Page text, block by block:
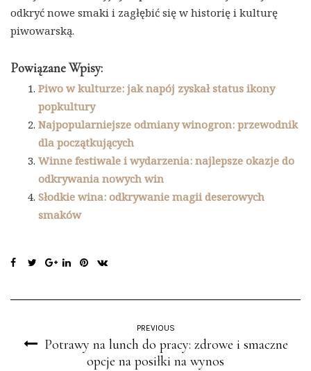
odkryć nowe smaki i zagłębić się w historię i kulturę
piwowarską.
Powiązane Wpisy:
Piwo w kulturze: jak napój zyskał status ikony
popkultury
Najpopularniejsze odmiany winogron: przewodnik
dla początkujących
Winne festiwale i wydarzenia: najlepsze okazje do
odkrywania nowych win
Słodkie wina: odkrywanie magii deserowych
smaków
PREVIOUS
Potrawy na lunch do pracy: zdrowe i smaczne
opcje na posiłki na wynos